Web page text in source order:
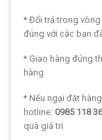
* Đổi trả trong
đúng với các bạn
* Giao hàng đúng
hàng
* Nếu ngại đặt
hotline: 0985 118
quà giá trị